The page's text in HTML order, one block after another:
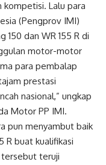
Lalu para
(Pengprov IMI)
150 dan WR 155 R di
motor-motor
para pembalap
prestasi
nasional,” ungkap
Motor PP IMI.
pun menyambut baik
R buat kualifikasi
teruji